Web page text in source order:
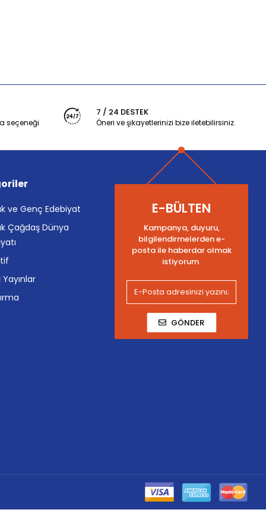
seçeneği
7 / 24 DESTEK
Öneri ve şikayetlerinizi bize iletebilirsiniz.
ve Genç Edebiyat
Çağdaş Dünya
Yayınlar
E-BÜLTEN
Kampanya, duyuru,
bilgilendirmelerden e-
posta ile haberdar olmak
istiyorum.
GÖNDER